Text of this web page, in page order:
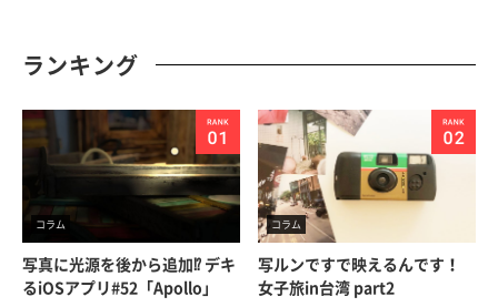
ランキング
コラム
写真に光源を後から追加⁉︎ デキ
るiOSアプリ#52「Apollo」
コラム
写ルンですで映えるんです！
女子旅in台湾 part2